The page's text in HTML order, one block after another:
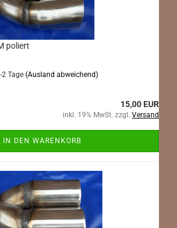
poliert
2 Tage (Ausland abweichend)
15,00 EUR
inkl. 19% MwSt. zzgl. Versand
IN DEN WARENKORB